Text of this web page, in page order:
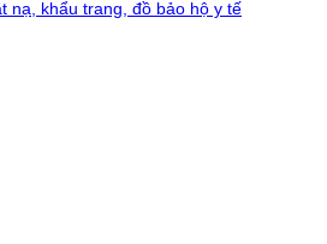
nạ, khẩu trang, đồ bảo hộ y tế